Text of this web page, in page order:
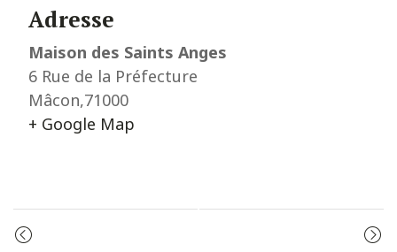
Adresse
Maison des Saints Anges
6 Rue de la Préfecture
Mâcon,71000
+ Google Map
Event